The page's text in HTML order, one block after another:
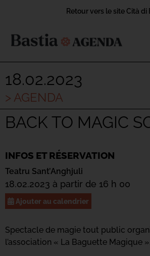
Retour vers le site Cità di
18.02.2023
> AGENDA
BACK TO MAGIC
INFOS ET RÉSERVATION
Teatru Sant’Anghjuli
18.02.2023 à partir de 16 h 00
Ajouter au calendrier
Spectacle de magie tout public
l’association « La Baguette Magique ».